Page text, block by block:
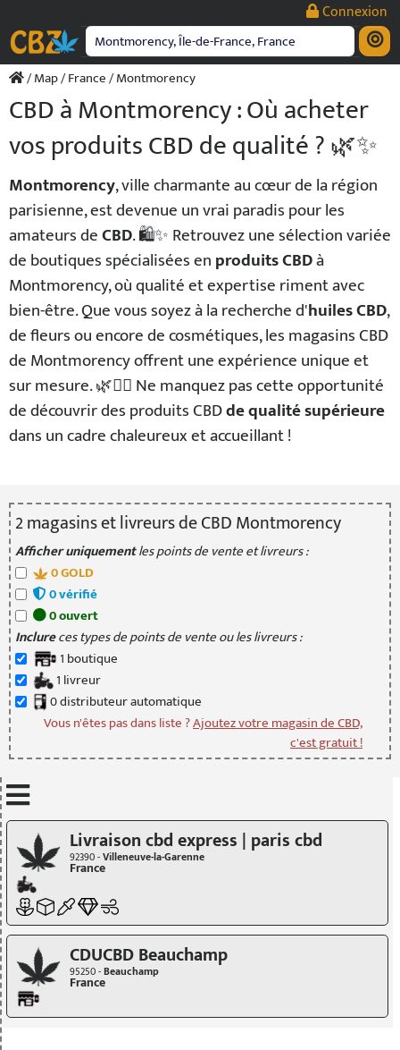
contenu
Connexion
/Map/France/ Montmorency
CBD à Montmorency : Où acheter
vos produits CBD de qualité ? 🌿✨
Montmorency, ville charmante au cœur de la région
parisienne, est devenue un vrai paradis pour les
amateurs deCBD. 🛍️✨ Retrouvez une sélection variée
de boutiques spécialisées enproduits CBDà
Montmorency, où qualité et expertise riment avec
bien-être. Que vous soyez à la recherche d'huiles CBD,
de fleurs ou encore de cosmétiques, les magasins CBD
de Montmorency offrent une expérience unique et
sur mesure. 🌿💆‍♂️ Ne manquez pas cette opportunité
de découvrir des produits CBDde qualité supérieure
dans un cadre chaleureux et accueillant !
2magasinset livreursde CBD Montmorency
Afficher uniquementles points de vente et livreurs :
0GOLD
0vérifié
0ouvert
Inclureces types de points de vente ou les livreurs :
1 boutique
1 livreur
0distributeurautomatique
Vous n'êtes pas dans liste ?Ajoutez votre magasin de CBD,
c'est gratuit !
Livraison cbd express | paris cbd
92390 -Villeneuve-la-Garenne
France
CDUCBD Beauchamp
95250 -Beauchamp
France